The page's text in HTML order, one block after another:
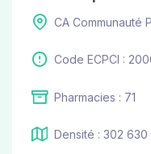
CA Communauté
Code ECPCI :
Pharmacies : 71
Densité : 302 630